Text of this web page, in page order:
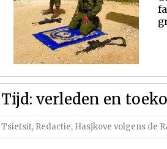
Tijd: verleden en
Tsietsit, Redactie, Hasjkove volgens de